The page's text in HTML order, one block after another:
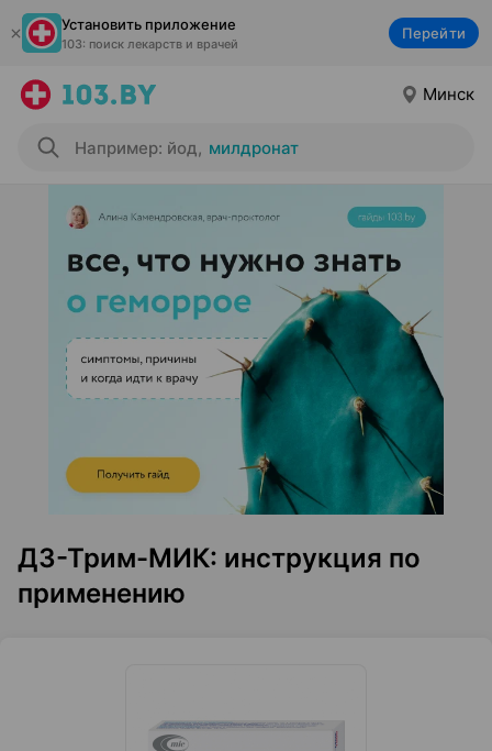
Установить приложение
103: поиск лекарств и врачей
Перейти
Минск
Например: йод, милдронат
Д3-Трим-МИК: инструкция по
применению